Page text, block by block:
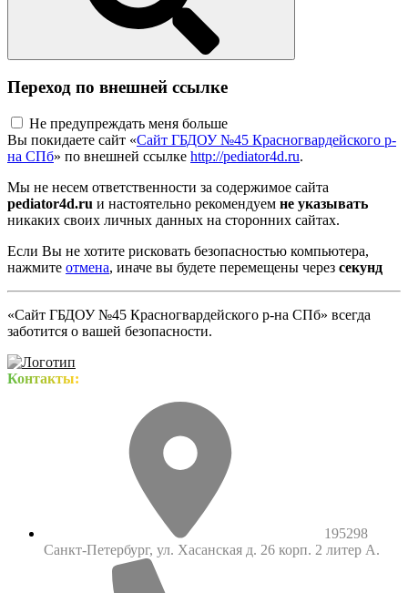
Переход по внешней ссылке
Не предупреждать меня больше
Вы покидаете сайт «Сайт ГБДОУ №45 Красногвардейского р-
на СПб» по внешней ссылке http://pediator4d.ru.
Мы не несем ответственности за содержимое сайта
pediator4d.ru и настоятельно рекомендуем не указывать
никаких своих личных данных на сторонних сайтах.
Если Вы не хотите рисковать безопасностью компьютера,
нажмите отмена, иначе вы будете перемещены через секунд
«Сайт ГБДОУ №45 Красногвардейского р-на СПб» всегда
заботится о вашей безопасности.
Контакты:
195298
Санкт-Петербург, ул. Хасанская д. 26 корп. 2 литер А.